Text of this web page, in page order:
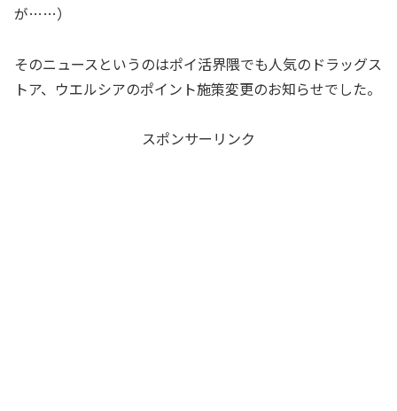
が……）
そのニュースというのはポイ活界隈でも人気のドラッグス
トア、ウエルシアのポイント施策変更のお知らせでした。
スポンサーリンク